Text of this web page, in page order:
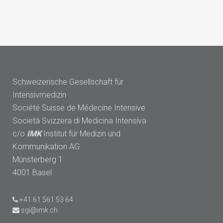
Schweizerische Gesellschaft für
Intensivmedizin
Société Suisse de Médecine Intensive
Società Svizzera di Medicina Intensiva
c/o IMKInstitut für Medizin und
Kommunikation AG
Münsterberg 1
4001 Basel
+41 61 561 53 64
sgi@imk.ch